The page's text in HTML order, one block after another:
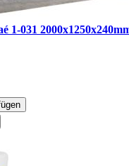
1-031